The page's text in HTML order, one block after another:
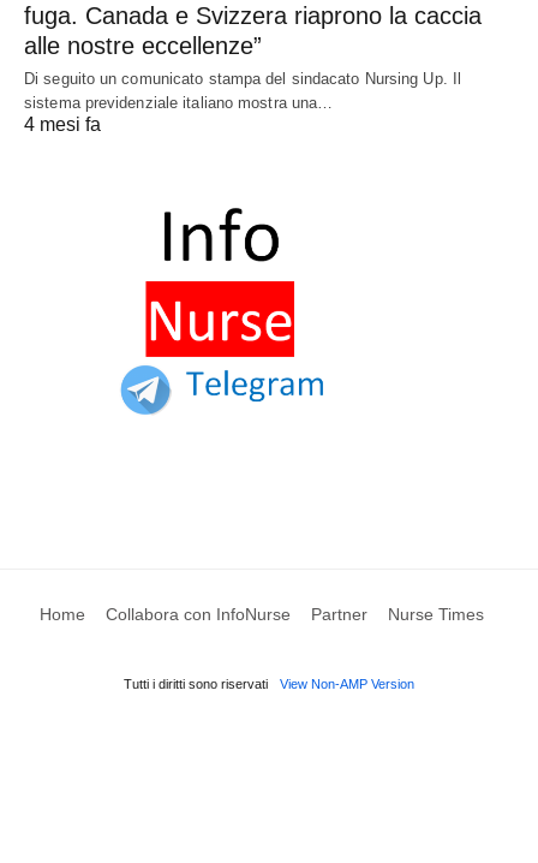
fuga. Canada e Svizzera riaprono la caccia
alle nostre eccellenze”
Di seguito un comunicato stampa del sindacato Nursing Up. Il
sistema previdenziale italiano mostra una…
4 mesi fa
Home Collabora con InfoNurse Partner Nurse Times
Tutti i diritti sono riservati View Non-AMP Version